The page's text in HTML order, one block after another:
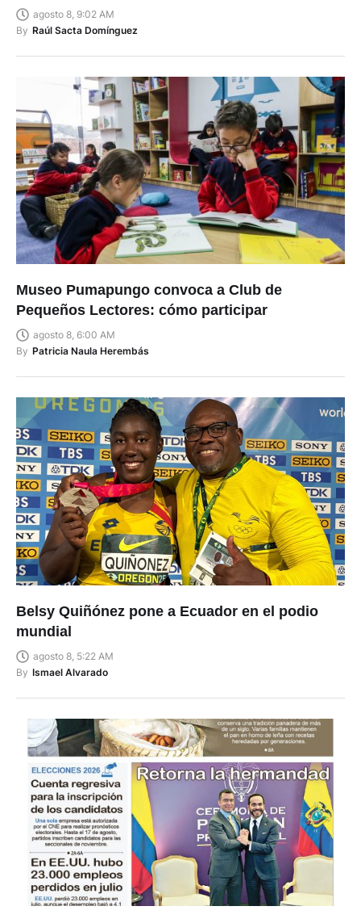
agosto 8, 9:02 AM
By Raúl Sacta Domínguez
Museo Pumapungo convoca a Club de
Pequeños Lectores: cómo participar
agosto 8, 6:00 AM
By Patricia Naula Herembás
Belsy Quiñónez pone a Ecuador en el podio
mundial
agosto 8, 5:22 AM
By Ismael Alvarado